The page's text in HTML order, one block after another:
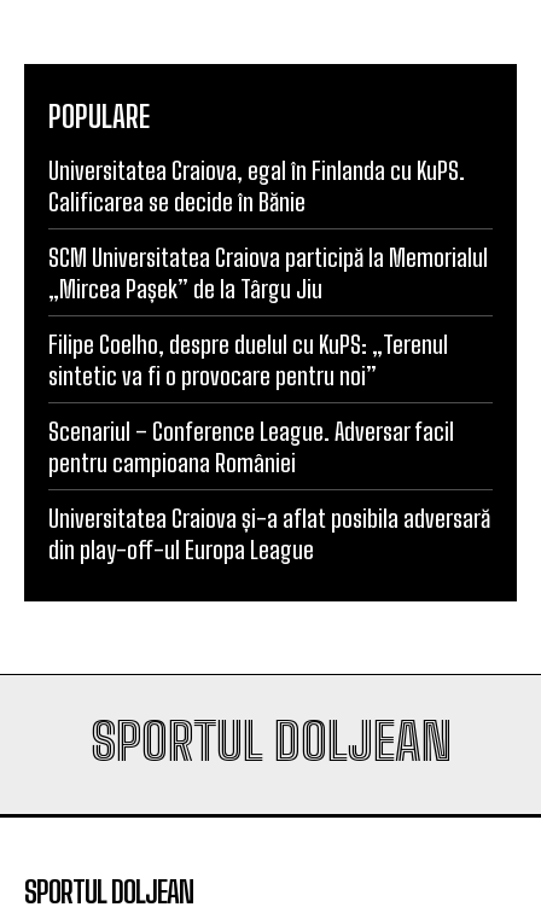
POPULARE
Universitatea Craiova, egal în Finlanda cu KuPS.
Calificarea se decide în Bănie
SCM Universitatea Craiova participă la Memorialul
„Mircea Pașek” de la Târgu Jiu
Filipe Coelho, despre duelul cu KuPS: „Terenul
sintetic va fi o provocare pentru noi”
Scenariul – Conference League. Adversar facil
pentru campioana României
SPORTUL DOLJEAN